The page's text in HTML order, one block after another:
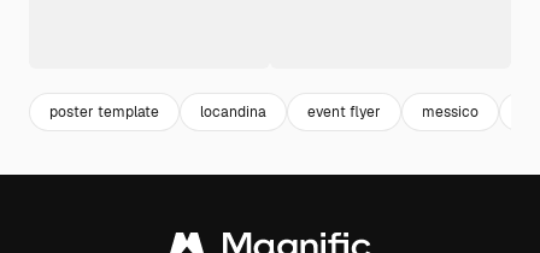
poster template locandina event flyer messico